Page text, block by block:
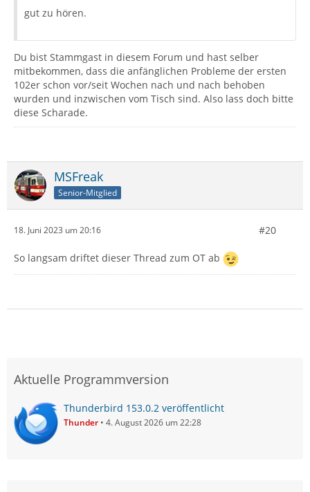
gut zu hören.
Du bist Stammgast in diesem Forum und hast selber
mitbekommen, dass die anfänglichen Probleme der ersten
102er schon vor/seit Wochen nach und nach behoben
wurden und inzwischen vom Tisch sind. Also lass doch bitte
diese Scharade.
MSFreak
Senior-Mitglied
18. Juni 2023 um 20:16 #20
So langsam driftet dieser Thread zum OT ab
Aktuelle Programmversion
Thunderbird 153.0.2 veröffentlicht
Thunder 4. August 2026 um 22:28